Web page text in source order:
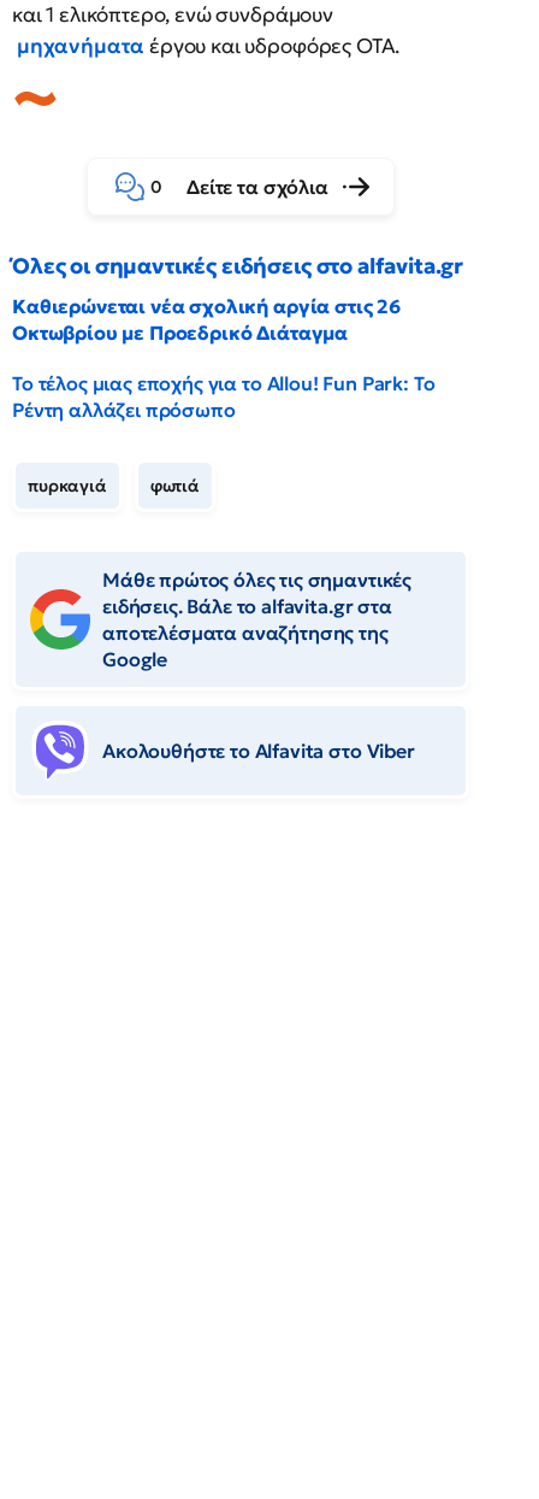
και 1 ελικόπτερο, ενώ συνδράμουν
μηχανήματαέργου και υδροφόρες ΟΤΑ.
0 Δείτε τα σχόλια
Όλες οι σημαντικές ειδήσεις στο alfavita.gr
Καθιερώνεται νέα σχολική αργία στις 26
Οκτωβρίου με Προεδρικό Διάταγμα
Το τέλος μιας εποχής για το Allou! Fun Park: Το
Ρέντη αλλάζει πρόσωπο
πυρκαγιά φωτιά
Μάθε πρώτος όλες τις σημαντικές
ειδήσεις. Βάλε το alfavita.gr στα
αποτελέσματα αναζήτησης της
Google
Ακολουθήστε το Αlfavita στο Viber